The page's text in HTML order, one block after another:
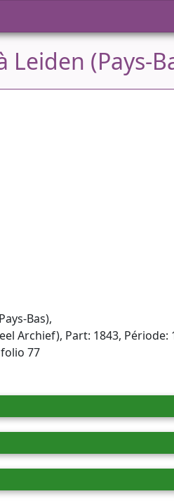
(Pays-
Bas),
Archief), Part: 1843, Période:
77